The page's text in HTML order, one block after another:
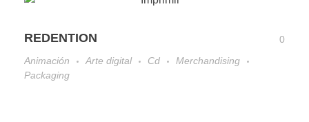
REDENTION
0
Animación
Arte digital Cd
Merchandising
Packaging